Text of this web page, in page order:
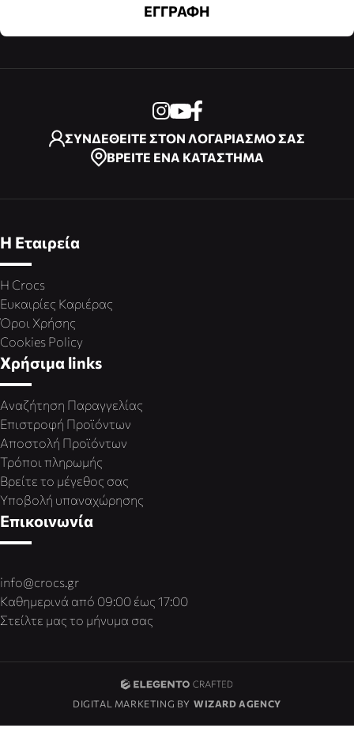
ΕΓΓΡΑΦΗ
ΣΥΝΔΕΘΕΙΤΕ ΣΤΟΝ ΛΟΓΑΡΙΑΣΜΟ ΣΑΣ
ΒΡΕΙΤΕ ΕΝΑ ΚΑΤΑΣΤΗΜΑ
Η Εταιρεία
Η Crocs
Ευκαιρίες Καριέρας
Όροι Χρήσης
Cookies Policy
Χρήσιμα links
Αναζήτηση Παραγγελίας
Επιστροφή Προϊόντων
Αποστολή Προϊόντων
Τρόποι πληρωμής
Βρείτε το μέγεθος σας
Υποβολή υπαναχώρησης
Επικοινωνία
info@crocs.gr
Καθημερινά από 09:00 έως 17:00
Στείλτε μας το μήνυμα σας
DIGITAL MARKETING BY WIZARD AGENCY